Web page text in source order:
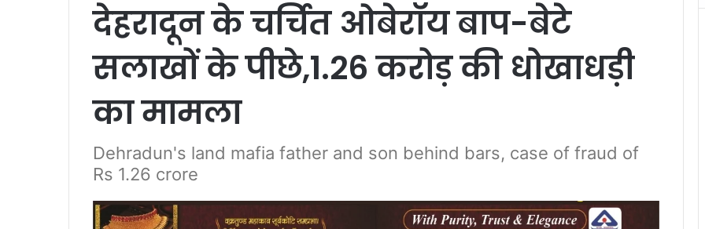
देहरादून के चर्चित ओबेरॉय बाप-बेटे
सलाखों के पीछे,1.26 करोड़ की धोखाधड़ी
का मामला
Dehradun's land mafia father and son behind bars, case of fraud of
Rs 1.26 crore